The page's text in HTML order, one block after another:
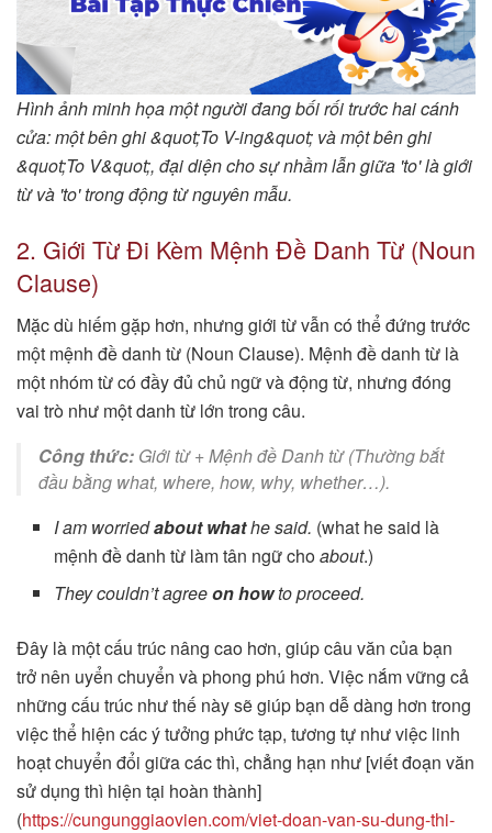
Hình ảnh minh họa một người đang bối rối trước hai cánh
cửa: một bên ghi &quot;To V-ing&quot; và một bên ghi
&quot;To V&quot;, đại diện cho sự nhầm lẫn giữa 'to' là giới
từ và 'to' trong động từ nguyên mẫu.
2. Giới Từ Đi Kèm Mệnh Đề Danh Từ (Noun
Clause)
Mặc dù hiếm gặp hơn, nhưng giới từ vẫn có thể đứng trước
một mệnh đề danh từ (Noun Clause). Mệnh đề danh từ là
một nhóm từ có đầy đủ chủ ngữ và động từ, nhưng đóng
vai trò như một danh từ lớn trong câu.
Công thức: Giới từ + Mệnh đề Danh từ (Thường bắt
đầu bằng what, where, how, why, whether…).
I am worriedabout whathe said. (what he said là
mệnh đề danh từ làm tân ngữ choabout.)
They couldn’t agreeon howto proceed.
Đây là một cấu trúc nâng cao hơn, giúp câu văn của bạn
trở nên uyển chuyển và phong phú hơn. Việc nắm vững cả
những cấu trúc như thế này sẽ giúp bạn dễ dàng hơn trong
việc thể hiện các ý tưởng phức tạp, tương tự như việc linh
hoạt chuyển đổi giữa các thì, chẳng hạn như [viết đoạn văn
sử dụng thì hiện tại hoàn thành]
(https://cungunggiaovien.com/viet-doan-van-su-dung-thi-